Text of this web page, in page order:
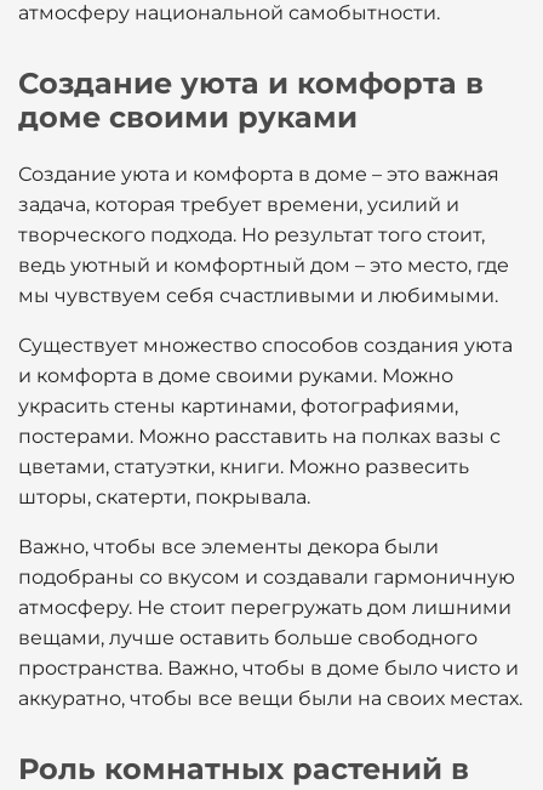
атмосферу национальной самобытности.
Создание уюта и комфорта в
доме своими руками
Создание уюта и комфорта в доме – это важная
задача, которая требует времени, усилий и
творческого подхода. Но результат того стоит,
ведь уютный и комфортный дом – это место, где
мы чувствуем себя счастливыми и любимыми.
Существует множество способов создания уюта
и комфорта в доме своими руками. Можно
украсить стены картинами, фотографиями,
постерами. Можно расставить на полках вазы с
цветами, статуэтки, книги. Можно развесить
шторы, скатерти, покрывала.
Важно, чтобы все элементы декора были
подобраны со вкусом и создавали гармоничную
атмосферу. Не стоит перегружать дом лишними
вещами, лучше оставить больше свободного
пространства. Важно, чтобы в доме было чисто и
аккуратно, чтобы все вещи были на своих местах.
Роль комнатных растений в